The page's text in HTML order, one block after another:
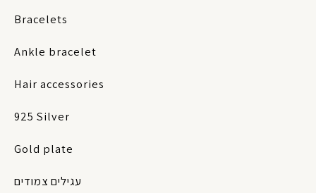
Bracelets
Ankle bracelet
Hair accessories
925 Silver
Gold plate
עגילים צמודים